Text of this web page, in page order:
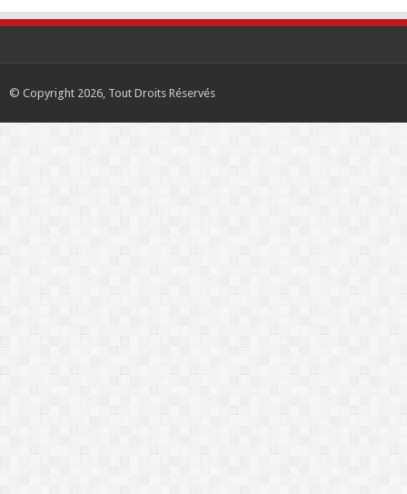
© Copyright 2026, Tout Droits Réservés